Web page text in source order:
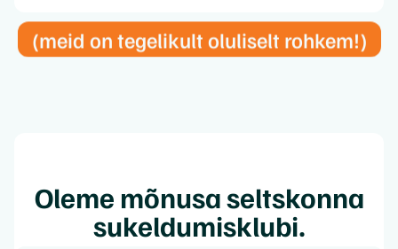
(meid on tegelikult oluliselt rohkem!)
Oleme mõnusa seltskonna
sukeldumisklubi.